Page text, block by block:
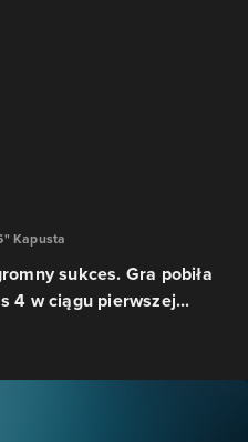
Kapusta
sukces. Gra pobiła
4 w ciągu pierwszej...